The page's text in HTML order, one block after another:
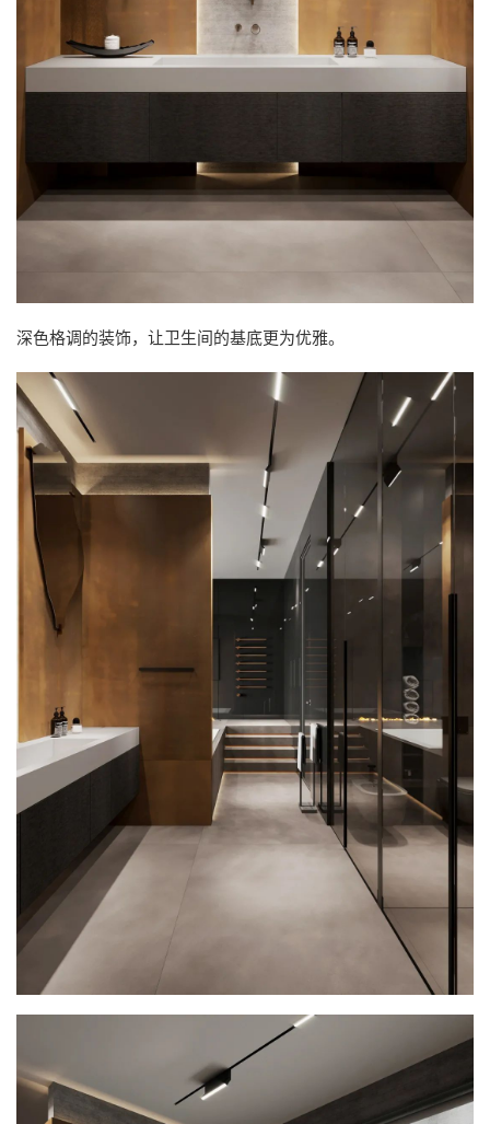
深色格调的装饰，让卫生间的基底更为优雅。